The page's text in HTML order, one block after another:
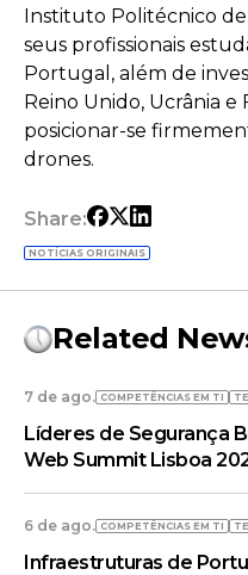
Instituto Politécnico
seus profissionais
Portugal, além de
Reino Unido, Ucrânia e
posicionar-se
drones.
Share:
NOTÍCIAS ORIGINAIS
Related
7 de ago. COMPETÊNCIAS EM TI
Líderes de Segurança
Web Summit Lisboa
6 de ago. COMPETÊNCIAS EM TI
Infraestruturas de